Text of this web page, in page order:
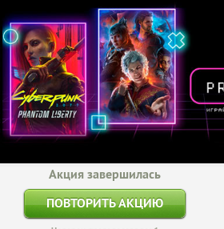
Акция завершилась
ПОВТОРИТЬ АКЦИЮ